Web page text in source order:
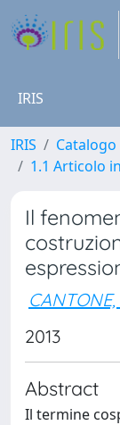
IRIS
IRIS Catalogo
1.1 Articolo
Il
2013
Abstract
Il termine